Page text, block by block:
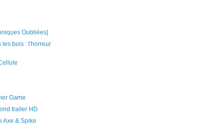
Oubliées]
les bois : l'horreur
Game
trailer HD
Axe & Spike